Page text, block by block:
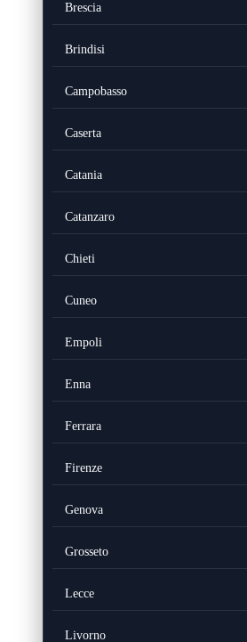
Brescia
Brindisi
Campobasso
Caserta
Catania
Catanzaro
Chieti
Cuneo
Empoli
Enna
Ferrara
Firenze
Genova
Grosseto
Lecce
Livorno